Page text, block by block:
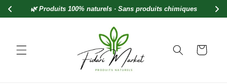
🌿 Produits 100% naturels · Sans produits chimiques
passer
au
Panier